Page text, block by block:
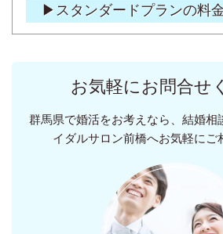
▶スタンダードプランの料
お気軽にお問合せ
群馬県で婚活をお考えなら、結婚
イダルサロン前橋へお気軽にご